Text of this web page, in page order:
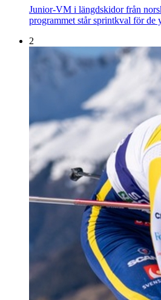
Junior-VM i längdskidor från
programmet står sprintkval för de
2